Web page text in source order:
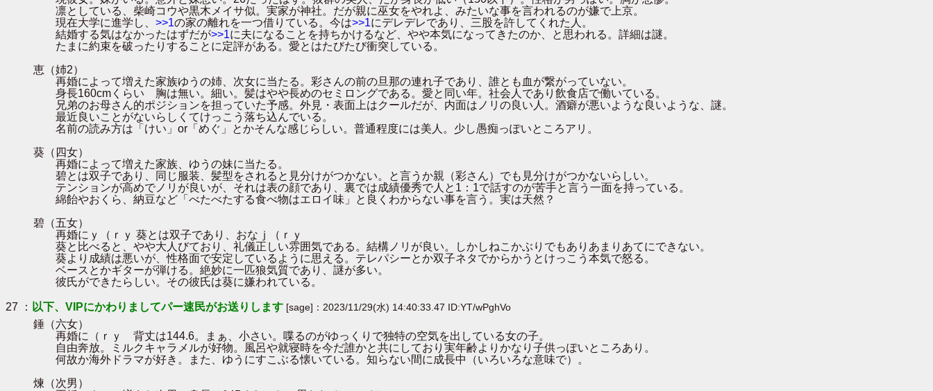
凛としている、柴崎コウや黒木メイサ似。実家が神社。だが親に巫女をやれよ、みたいな事を言われるのが嫌で上京。
現在大学に進学し、 >>1の家の離れを一つ借りている。今は>>1にデレデレであり、三股を許してくれた人。
結婚する気はなかったはずだが>>1に夫になることを持ちかけるなど、やや本気になってきたのか、と思われる。詳細は謎。
たまに約束を破ったりすることに定評がある。愛とはたびたび衝突している。
恵（姉2）
再婚によって増えた家族ゆうの姉、次女に当たる。彩さんの前の旦那の連れ子であり、誰とも血が繋がっていない。
身長160cmくらい 胸は無い。細い。髪はやや長めのセミロングである。愛と同い年。社会人であり飲食店で働いている。
兄弟のお母さん的ポジションを担っていた予感。外見・表面上はクールだが、内面はノリの良い人。酒癖が悪いような良いような、謎。
最近良いことがないらしくてけっこう落ち込んでいる。
名前の読み方は「けい」or「めぐ」とかそんな感じらしい。普通程度には美人。少し愚痴っぽいところアリ。
葵（四女）
再婚によって増えた家族、ゆうの妹に当たる。
碧とは双子であり、同じ服装、髪型をされると見分けがつかない。と言うか親（彩さん）でも見分けがつかないらしい。
テンションが高めでノリが良いが、それは表の顔であり、裏では成績優秀で人と1：1で話すのが苦手と言う一面を持っている。
綿飴やおくら、納豆など「べたべたする食べ物はエロイ味」と良くわからない事を言う。実は天然？
碧（五女）
再婚にｙ（ｒｙ 葵とは双子であり、おなｊ（ｒｙ
葵と比べると、やや大人びており、礼儀正しい雰囲気である。結構ノリが良い。しかしねこかぶりでもありあまりあてにできない。
葵より成績は悪いが、性格面で安定しているように思える。テレパシーとか双子ネタでからかうとけっこう本気で怒る。
ベースとかギターが弾ける。絶妙に一匹狼気質であり、謎が多い。
彼氏ができたらしい。その彼氏は葵に嫌われている。
27 ： 以下、VIPにかわりましてパー速民がお送りします [sage]：2023/11/29(水) 14:40:33.47 ID:YT/wPghVo
錘（六女）
再婚に（ｒｙ 背丈は144.6。まぁ、小さい。喋るのがゆっくりで独特の空気を出している女の子。
自由奔放。ミルクキャラメルが好物。風呂や就寝時を今だ誰かと共にしており実年齢よりかなり子供っぽいところあり。
何故か海外ドラマが好き。また、ゆうにすこぶる懐いている。知らない間に成長中（いろいろな意味で）。
煉（次男）